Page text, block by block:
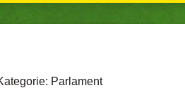
Parlament